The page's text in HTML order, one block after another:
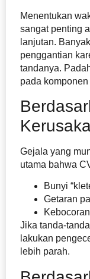
Menentukan
sangat penting
lanjutan.
penggantian
tandanya.
pada komponen
Gejala yang
utama bahwa
Bunyi
Getaran
Kebocoran
Jika tanda-
lakukan
lebih parah.